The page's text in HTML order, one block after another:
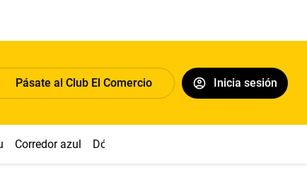
Pásate al Club El Comercio Inicia sesión
Corredor azul Dólar